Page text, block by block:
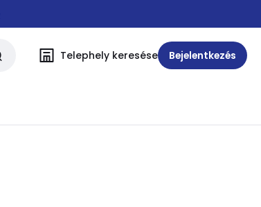
Telephely keresése Bejelentkezés